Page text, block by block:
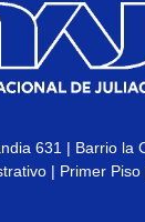
631 | Barrio la
| Primer